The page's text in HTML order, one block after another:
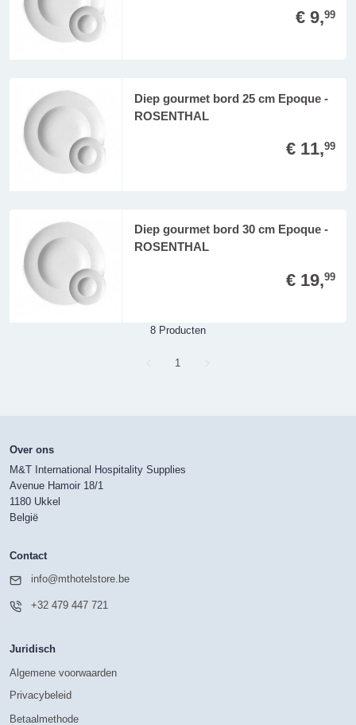
€ 9,99
Diep gourmet bord 25 cm Epoque -
ROSENTHAL
€ 11,99
Diep gourmet bord 30 cm Epoque -
ROSENTHAL
€ 19,99
8 Producten
Page
1
Over ons
M&T International Hospitality Supplies
Avenue Hamoir 18/1
1180 Ukkel
België
Contact
info@mthotelstore.be
+32 479 447 721
Juridisch
Algemene voorwaarden
Privacybeleid
Betaalmethode